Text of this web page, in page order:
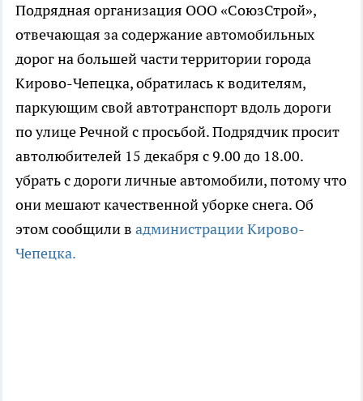
Подрядная организация ООО «СоюзСтрой»,
отвечающая за содержание автомобильных
дорог на большей части территории города
Кирово-Чепецка, обратилась к водителям,
паркующим свой автотранспорт вдоль дороги
по улице Речной с просьбой. Подрядчик просит
автолюбителей 15 декабря с 9.00 до 18.00.
убрать с дороги личные автомобили, потому что
они мешают качественной уборке снега. Об
этом сообщили в администрации Кирово-
Чепецка.